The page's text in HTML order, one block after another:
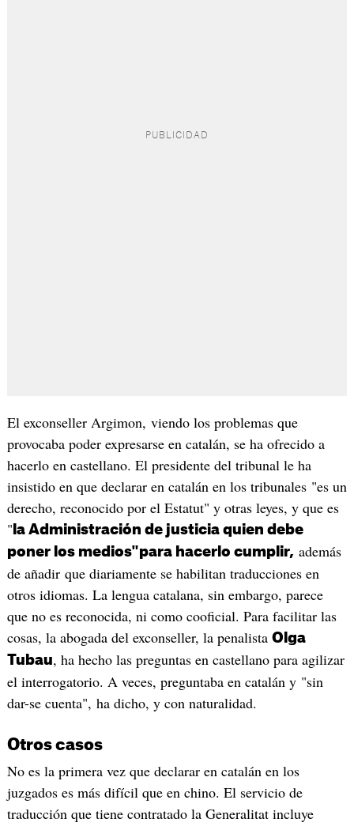
El exconseller Argimon, viendo los problemas que
provocaba poder expresarse en catalán, se ha ofrecido a
hacerlo en castellano. El presidente del tribunal le ha
insistido en que declarar en catalán en los tribunales "es un
derecho, reconocido por el Estatut" y otras leyes, y que es
" la Administración de justicia quien debe
poner los medios"para hacerlo cumplir, además
de añadir que diariamente se habilitan traducciones en
otros idiomas. La lengua catalana, sin embargo, parece
que no es reconocida, ni como cooficial. Para facilitar las
cosas, la abogada del exconseller, la penalista Olga
Tubau, ha hecho las preguntas en castellano para agilizar
el interrogatorio. A veces, preguntaba en catalán y "sin
dar-se cuenta", ha dicho, y con naturalidad.
Otros casos
No es la primera vez que declarar en catalán en los
juzgados es más difícil que en chino. El servicio de
traducción que tiene contratado la Generalitat incluye